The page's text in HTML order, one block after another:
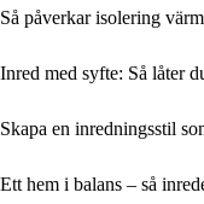
Så påverkar isolering
Inred med syfte: Så låter
Skapa en inredningsstil
Ett hem i balans – så